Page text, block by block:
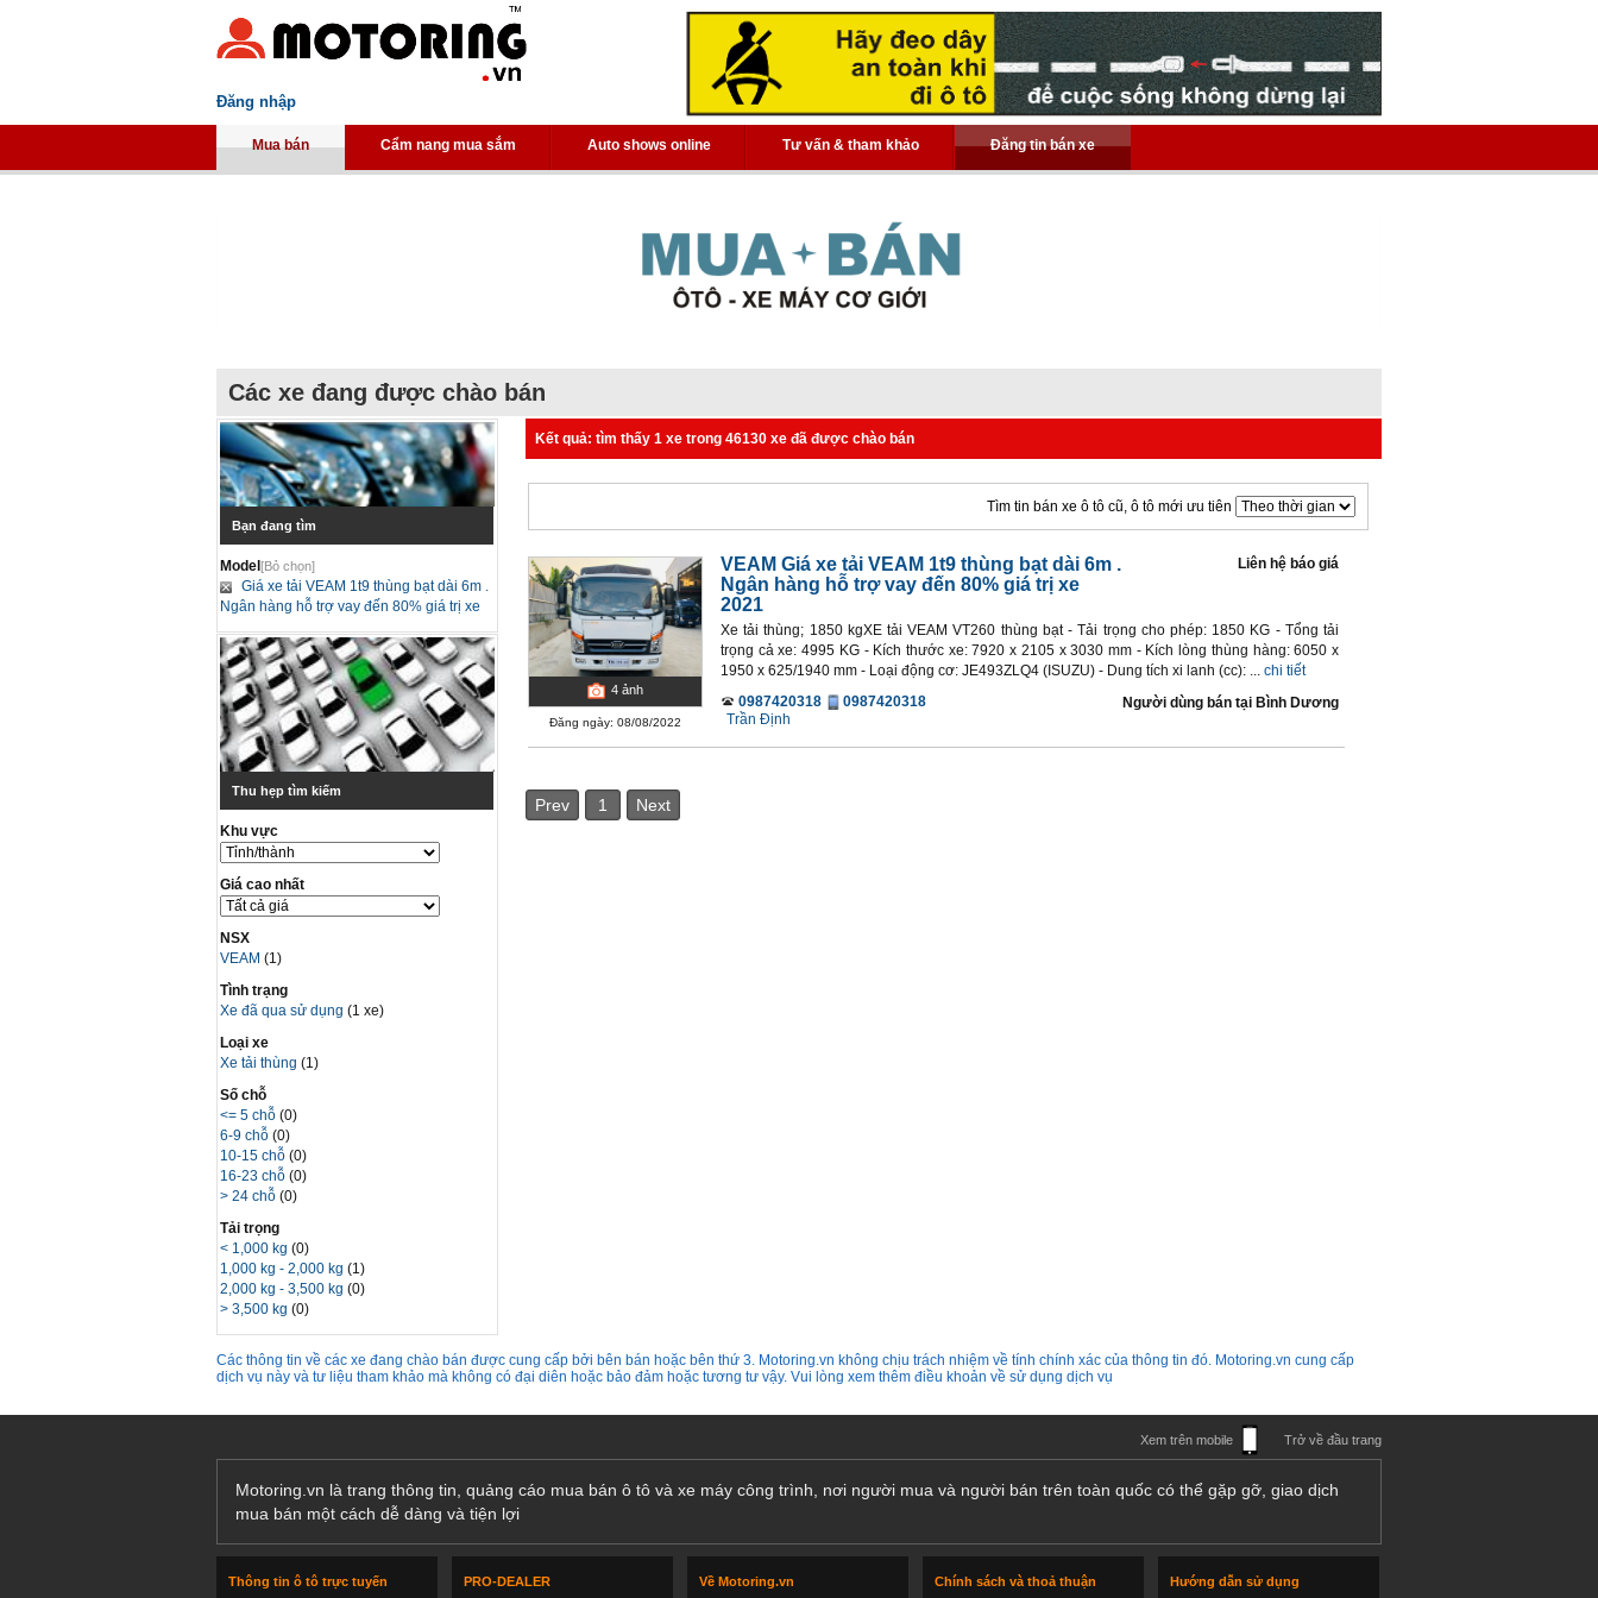
Đăng nhập
Mua bán Cẩm nang mua sắm Auto shows online Tư vấn & tham khảo Đăng tin bán xe
Các xe đang được chào bán
Bạn đang tìm
Model[Bỏ chọn]
Giá xe tải VEAM 1t9 thùng bạt dài 6m .
Ngân hàng hỗ trợ vay đến 80% giá trị xe
Thu hẹp tìm kiếm
Khu vực
Giá cao nhất
NSX
VEAM(1)
Tình trạng
Xe đã qua sử dụng (1 xe)
Loại xe
Xe tải thùng(1)
Số chỗ
<= 5 chỗ(0)
6-9 chỗ(0)
10-15 chỗ(0)
16-23 chỗ(0)
> 24 chỗ(0)
Tải trọng
< 1,000 kg(0)
1,000 kg - 2,000 kg(1)
2,000 kg - 3,500 kg(0)
> 3,500 kg(0)
Kết quả: tìm thấy 1 xe trong 46130 xe đã được chào bán
Tìm tin bán xe ô tô cũ, ô tô mới ưu tiên
4 ảnh
Đăng ngày: 08/08/2022
VEAM Giá xe tải VEAM 1t9 thùng bạt dài 6m .
Ngân hàng hỗ trợ vay đến 80% giá trị xe
2021
Liên hệ báo giá
Xe tải thùng; 1850 kgXE tải VEAM VT260 thùng bạt - Tải trọng cho phép: 1850 KG - Tổng tải
trọng cả xe: 4995 KG - Kích thước xe: 7920 x 2105 x 3030 mm - Kích lòng thùng hàng: 6050 x
1950 x 625/1940 mm - Loại động cơ: JE493ZLQ4 (ISUZU) - Dung tích xi lanh (cc): ... chi tiết
0987420318
0987420318
Trần Định
Người dùng bán tại Bình Dương
Prev 1 Next
Các thông tin về các xe đang chào bán được cung cấp bởi bên bán hoặc bên thứ 3. Motoring.vn không chịu trách nhiệm về tính chính xác của thông tin đó. Motoring.vn cung cấp
dịch vụ này và tư liệu tham khảo mà không có đại diên hoặc bảo đảm hoặc tương tư vậy. Vui lòng xem thêm điều khoản về sử dụng dịch vụ
Xem trên mobile Trở về đầu trang
Motoring.vn là trang thông tin, quảng cáo mua bán ô tô và xe máy công trình, nơi người mua và người bán trên toàn quốc có thể gặp gỡ, giao dịch
mua bán một cách dễ dàng và tiện lợi
Thông tin ô tô trực tuyến PRO-DEALER Về Motoring.vn Chính sách và thoả thuận Hướng dẫn sử dụng